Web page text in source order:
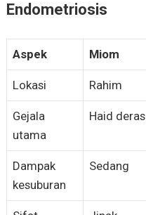
Endometriosis
Aspek Miom
Lokasi Rahim
Gejala
utama
Haid deras
Dampak
kesuburan
Sedang